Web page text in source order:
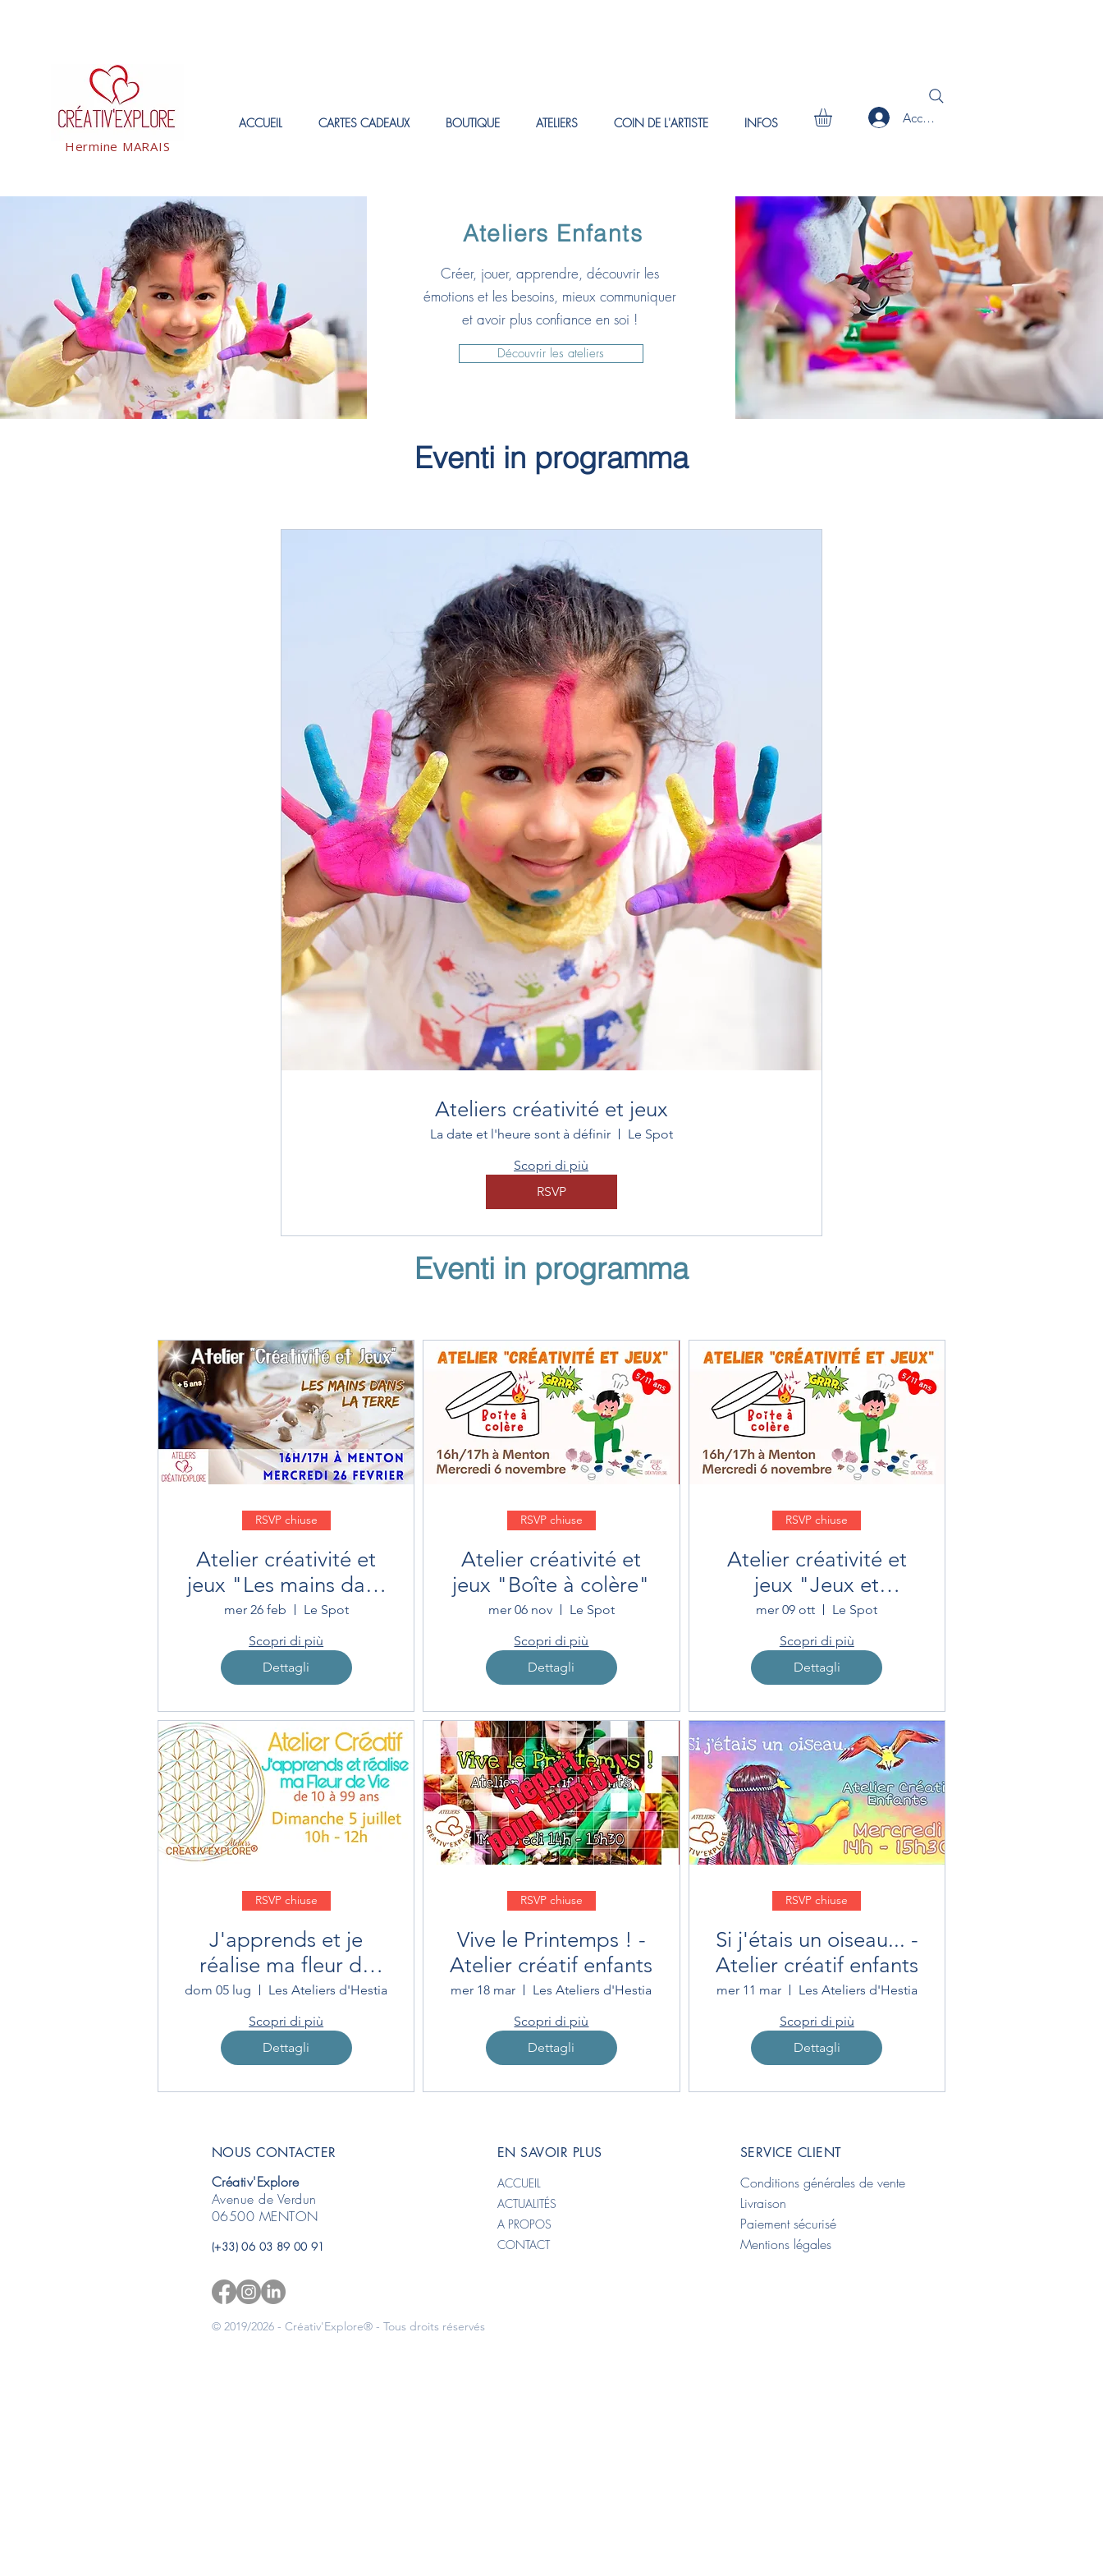
Hermine MARAIS
ACCUEIL CARTES CADEAUX BOUTIQUE ATELIERS COIN DE L'ARTISTE INFOS Accedi
Ateliers Enfants
Créer, jouer, apprendre, découvrir les
émotions et les besoins, mieux communiquer
et avoir plus confiance en soi !
Découvrir les ateliers
Eventi in programma
RSVP chiuse
Atelier créativité et
jeux "Les mains dans
la terre"
mer 26 feb
Le Spot
Scopri di più
Dettagli
RSVP chiuse
Atelier créativité et
jeux "Boîte à colère"
mer 06 nov
Le Spot
Scopri di più
Dettagli
RSVP chiuse
Atelier créativité et
jeux "Jeux et
découvertes"
mer 09 ott
Le Spot
Scopri di più
Dettagli
RSVP chiuse
J'apprends et je
réalise ma fleur de
Vie
dom 05 lug
Les Ateliers d'Hestia
Scopri di più
Dettagli
RSVP chiuse
Vive le Printemps ! -
Atelier créatif enfants
mer 18 mar
Les Ateliers d'Hestia
Scopri di più
Dettagli
RSVP chiuse
Si j'étais un oiseau... -
Atelier créatif enfants
mer 11 mar
Les Ateliers d'Hestia
Scopri di più
Dettagli
Eventi in programma
Ateliers créativité et jeux
La date et l'heure sont à définir
Le Spot
Scopri di più
RSVP
NOUS CONTACTER
Créativ'Explore
Avenue de Verdun
06500 MENTON
(+33) 06 03 89 00 91
EN SAVOIR PLUS
ACCUEIL
ACTUALITÉS
A PROPOS
CONTACT
SERVICE CLIENT
Conditions générales de vente
Livraison
Paiement sécurisé
Mentions légales
© 2019/2026 - Créativ'Explore® - Tous droits réservés